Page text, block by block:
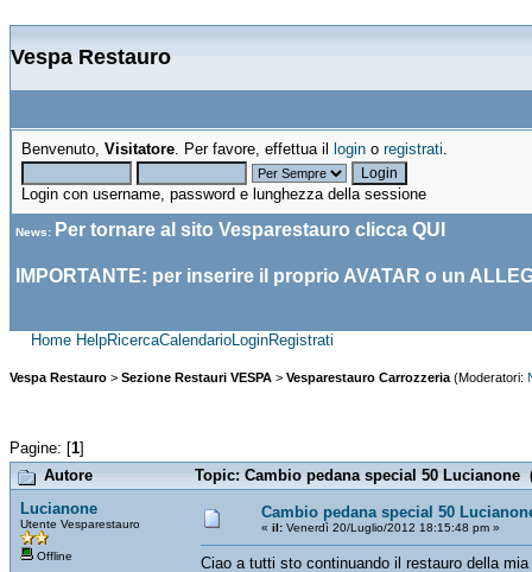
Vespa Restauro
Benvenuto, Visitatore. Per favore, effettua il login o registrati.
Login con username, password e lunghezza della sessione
News: Per tornare al sito Vesparestauro clicca QUI
IMPORTANTE: per inserire il proprio AVATAR o un
Home HelpRicercaCalendarioLoginRegistrati
Vespa Restauro > Sezione Restauri VESPA > Vesparestauro Carrozzeria (Moderatori:
Pagine: [1]
Autore
Topic: Cambio pedana special 50 Lucianone
Lucianone
Utente Vesparestauro
Offline
Cambio pedana special 50
« il: Venerdì 20/Luglio/2012 18:15:48 pm »
Ciao a tutti sto continuando il restauro della